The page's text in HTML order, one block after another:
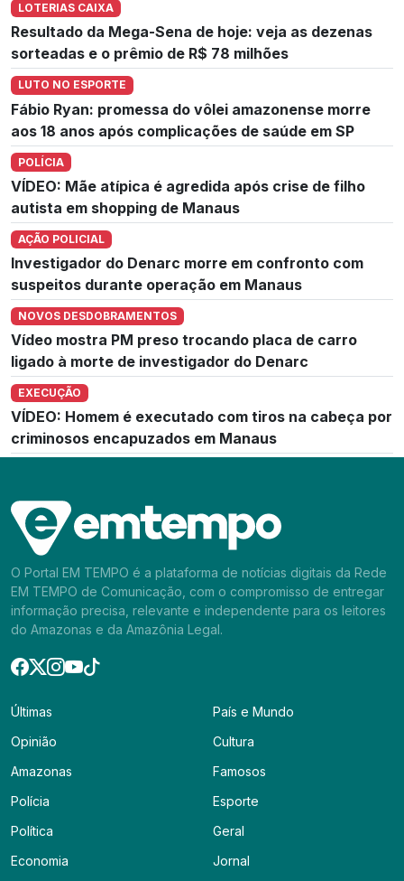
LOTERIAS CAIXA
Resultado da Mega-Sena de hoje: veja as dezenas
sorteadas e o prêmio de R$ 78 milhões
LUTO NO ESPORTE
Fábio Ryan: promessa do vôlei amazonense morre
aos 18 anos após complicações de saúde em SP
POLÍCIA
VÍDEO: Mãe atípica é agredida após crise de filho
autista em shopping de Manaus
AÇÃO POLICIAL
Investigador do Denarc morre em confronto com
suspeitos durante operação em Manaus
NOVOS DESDOBRAMENTOS
Vídeo mostra PM preso trocando placa de carro
ligado à morte de investigador do Denarc
EXECUÇÃO
VÍDEO: Homem é executado com tiros na cabeça por
criminosos encapuzados em Manaus
O Portal EM TEMPO é a plataforma de notícias digitais da Rede
EM TEMPO de Comunicação, com o compromisso de entregar
informação precisa, relevante e independente para os leitores
do Amazonas e da Amazônia Legal.
Últimas
Opinião
Amazonas
Polícia
Política
Economia
País e Mundo
Cultura
Famosos
Esporte
Geral
Jornal